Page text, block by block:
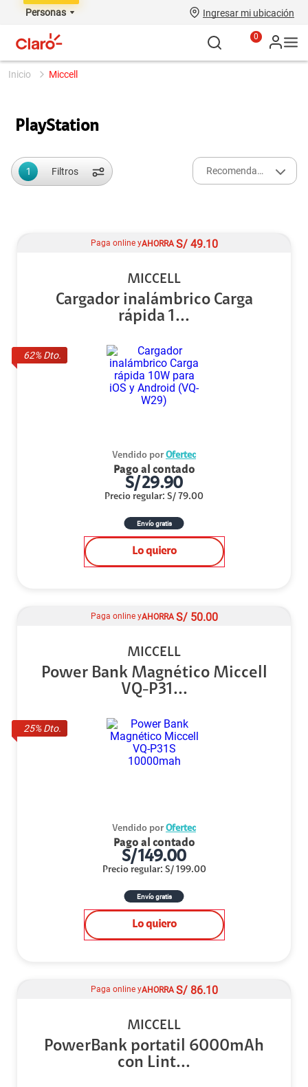
Personas Ingresar mi ubicación
0
miccell
PlayStation
1 Filtros Recomendados
62% Dto.
Paga online yAHORRA S/ 49.10
MICCELL
Cargador inalámbrico Carga
rápida 1...
Vendido por Ofertec
Pago al contado
S/29.90
Precio regular: S/ 79.00
Envío gratis
Lo quiero
25% Dto.
Paga online yAHORRA S/ 50.00
MICCELL
Power Bank Magnético Miccell
VQ-P31...
Vendido por Ofertec
Pago al contado
S/149.00
Precio regular: S/ 199.00
Envío gratis
Lo quiero
Paga online yAHORRA S/ 86.10
MICCELL
PowerBank portatil 6000mAh
con Lint...